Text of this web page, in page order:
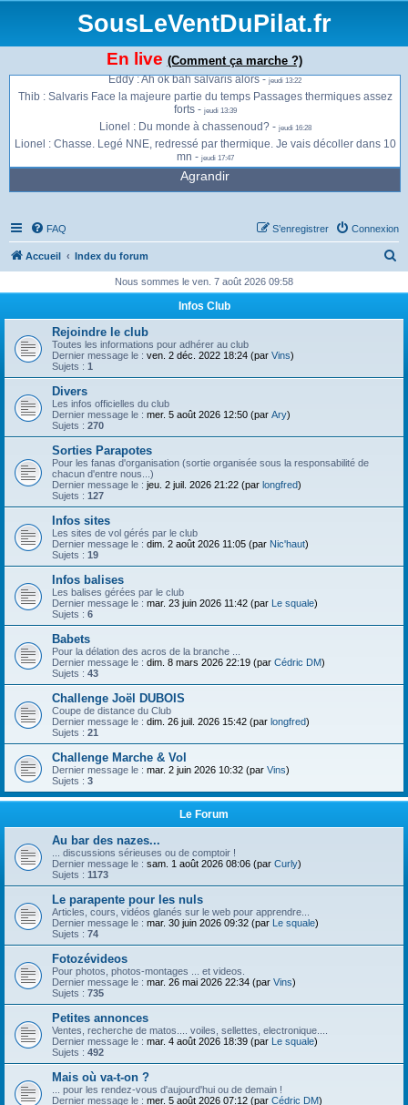
SousLeVentDuPilat.fr
En live (Comment ça marche ?)
Jonathan : Ça envoie du bois à présent à la Jasserie -
Jonathan : Gros thermiques et vent qui se renforce -jeudi 13:13
Jonathan : Je vais peut être migrer sur Salvaris -
Eddy : Ah ok bah salvaris alors -jeudi 13:22
Thib : Salvaris Face la majeure partie du temps Passages thermiques assez
forts - jeudi 13:39
Lionel : Du monde à chassenoud? - jeudi 16:28
Lionel : Chasse. Legé NNE, redressé par thermique. Je vais décoller dans 10
mn - jeudi 17:47
Agrandir
FAQ Connexion
S’enregistrer
Accueil Index du forum
h
Nous sommes le ven. 7 août 2026 09:58
Infos Club
Rejoindre le club
Toutes les informations pour adhérer au club
Dernier message le : ven. 2 déc. 2022 18:24 (par Vins)
Sujets : 1
Divers
Les infos officielles du club
Dernier message le : mer. 5 août 2026 12:50 (par Ary)
Sujets : 270
Sorties Parapotes
Pour les fanas d'organisation (sortie organisée sous la responsabilité de
chacun d'entre nous...)
Dernier message le : jeu. 2 juil. 2026 21:22 (par longfred)
Sujets : 127
Infos sites
Les sites de vol gérés par le club
Dernier message le : dim. 2 août 2026 11:05 (par Nic'haut)
Sujets : 19
Infos balises
Les balises gérées par le club
Dernier message le : mar. 23 juin 2026 11:42 (par Le squale)
Sujets : 6
Babets
Pour la délation des acros de la branche ...
Dernier message le : dim. 8 mars 2026 22:19 (par Cédric DM)
Sujets : 43
Challenge Joël DUBOIS
Coupe de distance du Club
Dernier message le : dim. 26 juil. 2026 15:42 (par longfred)
Sujets : 21
Challenge Marche & Vol
Dernier message le : mar. 2 juin 2026 10:32 (par Vins)
Sujets : 3
Le Forum
Au bar des nazes...
... discussions sérieuses ou de comptoir !
Dernier message le : sam. 1 août 2026 08:06 (par Curly)
Sujets : 1173
Le parapente pour les nuls
Articles, cours, vidéos glanés sur le web pour apprendre...
Dernier message le : mar. 30 juin 2026 09:32 (par Le squale)
Sujets : 74
Fotozévideos
Pour photos, photos-montages ... et videos.
Dernier message le : mar. 26 mai 2026 22:34 (par Vins)
Sujets : 735
Petites annonces
Ventes, recherche de matos.... voiles, sellettes, electronique....
Dernier message le : mar. 4 août 2026 18:39 (par Le squale)
Sujets : 492
Mais où va-t-on ?
... pour les rendez-vous d'aujourd'hui ou de demain !
Dernier message le : mer. 5 août 2026 07:12 (par Cédric DM)